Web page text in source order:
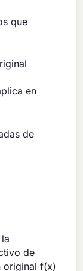
que
en
de
de
original f(x)